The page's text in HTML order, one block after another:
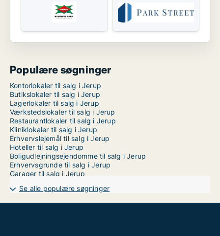
Populære søgninger
Kontorlokaler til salg i Jerup
Butikslokaler til salg i Jerup
Lagerlokaler til salg i Jerup
Værkstedslokaler til salg i Jerup
Restaurantlokaler til salg i Jerup
Kliniklokaler til salg i Jerup
Erhvervslejemål til salg i Jerup
Hoteller til salg i Jerup
Boligudlejningsejendomme til salg i Jerup
Erhvervsgrunde til salg i Jerup
Garager til salg i Jerup
Se alle populære søgninger